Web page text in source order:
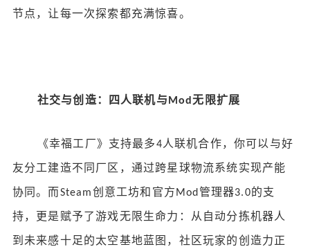
节点，让每一次探索都充满惊喜。
社交与创造：四人联机与 Mod无限扩展
《幸福工厂》支持最多4人联机合作，你可以与好
友分工建造不同厂区，通过跨星球物流系统实现产能
协同。而Steam创意工坊和官方 Mod 管理器3.0的支
持，更是赋予了游戏无限生命力：从自动分拣机器人
到未来感十足的太空基地蓝图，社区玩家的创造力正